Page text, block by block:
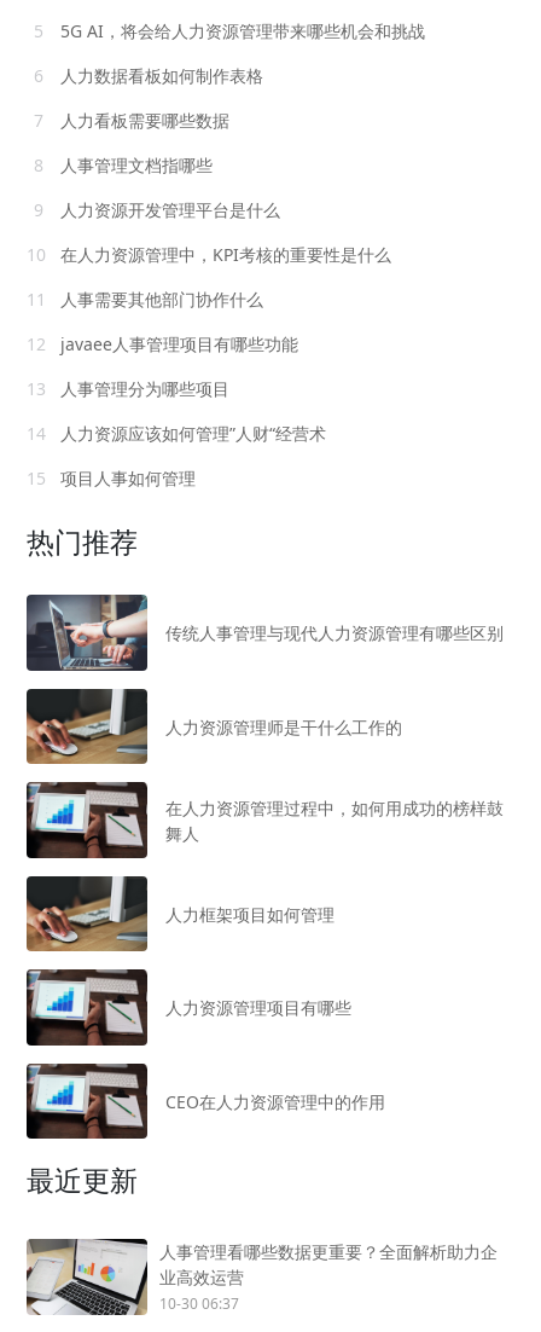
5
5G AI，将会给人力资源管理带来哪些机会和挑战
6
人力数据看板如何制作表格
7
人力看板需要哪些数据
8
人事管理文档指哪些
9
人力资源开发管理平台是什么
10
在人力资源管理中，KPI考核的重要性是什么
11
人事需要其他部门协作什么
12
javaee人事管理项目有哪些功能
13
人事管理分为哪些项目
14
人力资源应该如何管理”人财“经营术
15
项目人事如何管理
热门推荐
传统人事管理与现代人力资源管理有哪些区别
人力资源管理师是干什么工作的
在人力资源管理过程中，如何用成功的榜样鼓
舞人
人力框架项目如何管理
人力资源管理项目有哪些
CEO在人力资源管理中的作用
最近更新
人事管理看哪些数据更重要？全面解析助力企
业高效运营
10-30 06:37